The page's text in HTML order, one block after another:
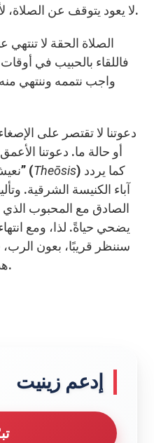
لا يعود يتوقف عن الصلاة، لأن الروح يصلي فيه بلا انقطاع.
الصلاة الحقة لا
فاللقاء بالحبيب في
واجب نتممه وننتهي
دعوتنا لا تقتصر على
أو حالة ما. دعوتنا
نعيش حياة الله. دعوتنا هي “التأليه” (Theōsis) كما يردد
آباء الكنيسة الشرقية.
الصادق مع المحبوب
يضحي حياةً. لذا، ومع
سننظر قريبًا، بعون
هذا البعد، بُعد المحبة المتجسدة.
إدعم زينيت